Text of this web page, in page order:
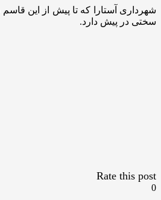
سختی در پیش دارد.
Rate this post
0